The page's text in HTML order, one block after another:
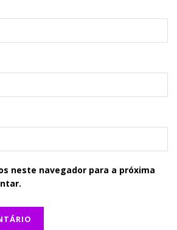
neste navegador para a próxima